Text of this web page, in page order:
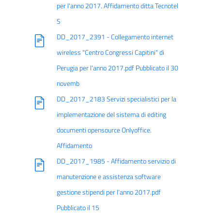
per l'anno 2017. Affidamento ditta Tecnotel
S
DD_2017_2391 - Collegamento internet
wireless "Centro Congressi Capitini" di
Perugia per l'anno 2017.pdf Pubblicato il 30
novemb
DD_2017_2183 Servizi specialistici per la
implementazione del sistema di editing
documenti opensource Onlyoffice.
Affidamento
DD_2017_1985 - Affidamento servizio di
manutenzione e assistenza software
gestione stipendi per l'anno 2017.pdf
Pubblicato il 15